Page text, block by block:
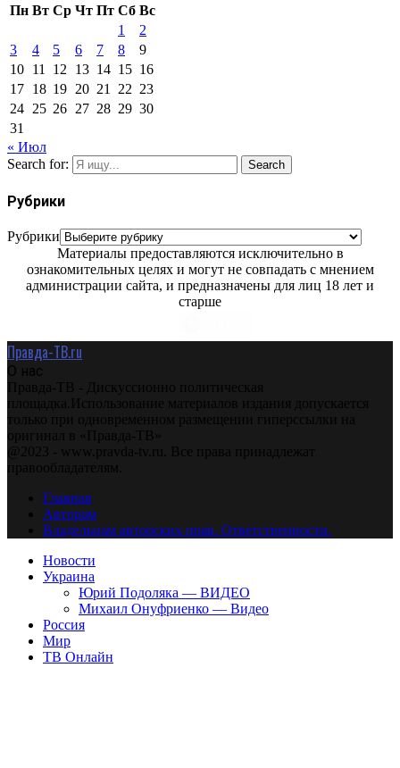
Пн Вт Ср Чт Пт Сб Вс
1
2
3
4 5 6 7 8
9
10 11 12 13 14 15 16
17 18 19 20 21 22 23
24 25 26 27 28 29 30
31
« Июл
Search for:
Search
Рубрики
Рубрики
Материалы предоставляются исключительно в
ознакомительных целях и могут не совпадать с мнением
администрации сайта, и предназначены для лиц 18 лет и
старше
Правда-ТВ.ru
О нас
Правда-ТВ - Дискуссионно политическая
площадка.Использование материалов издания допускается
только при одновременном размещении гиперссылки на
оригинал в «Правда-ТВ»
@2023 - www.pravda-tv.ru. Все права принадлежат
правообладателям.
Главная
Авторам
Владельцам авторских прав. Ответственности.
Новости
Украина
Юрий Подоляка — ВИДЕО
Михаил Онуфриенко — Видео
Россия
Мир
ТВ Онлайн